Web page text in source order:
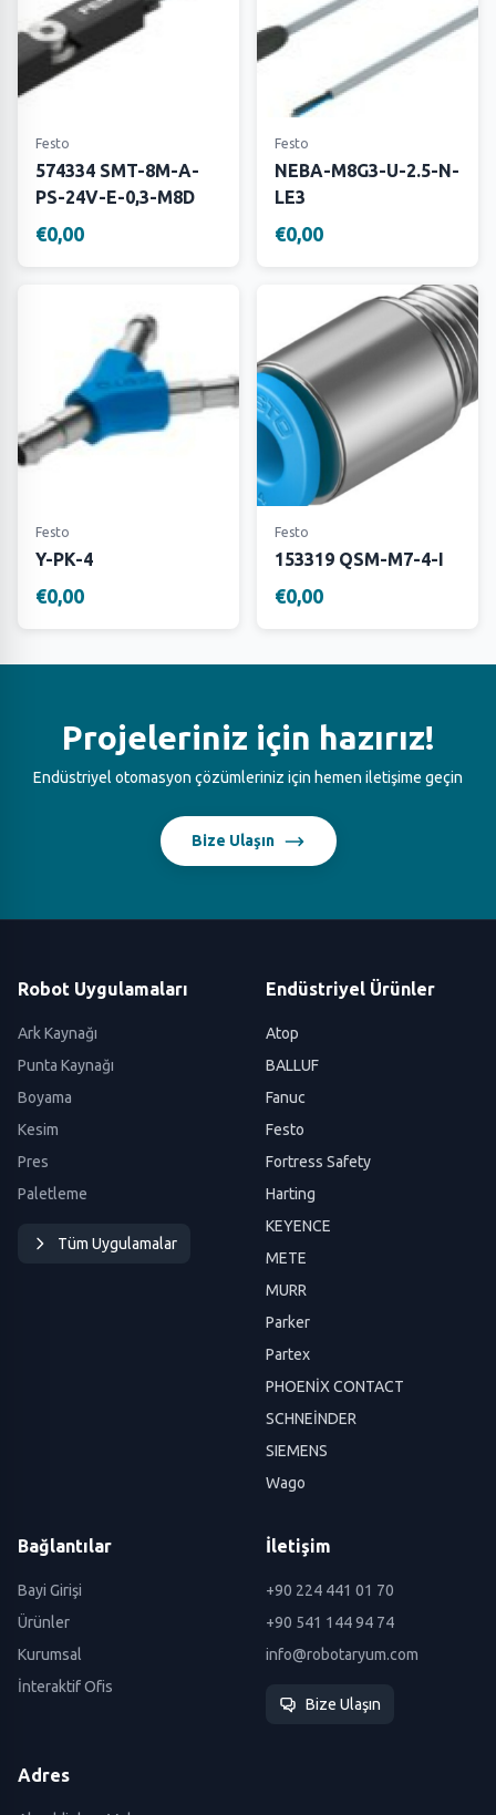
Festo
574334 SMT-8M-A-
PS-24V-E-0,3-M8D
€0,00
Festo
NEBA-M8G3-U-2.5-N-
LE3
€0,00
Festo
Y-PK-4
€0,00
Festo
153319 QSM-M7-4-I
€0,00
Projeleriniz için hazırız!
Endüstriyel otomasyon çözümleriniz için hemen iletişime geçin
Bize Ulaşın
Robot Uygulamaları
Ark Kaynağı
Punta Kaynağı
Boyama
Kesim
Pres
Paletleme
Tüm Uygulamalar
Endüstriyel Ürünler
Atop
BALLUF
Fanuc
Festo
Fortress Safety
Harting
KEYENCE
METE
MURR
Parker
Partex
PHOENİX CONTACT
SCHNEİNDER
SIEMENS
Wago
Bağlantılar
Bayi Girişi
Ürünler
Kurumsal
İnteraktif Ofis
İletişim
+90 224 441 01 70
+90 541 144 94 74
info@robotaryum.com
Bize Ulaşın
Adres